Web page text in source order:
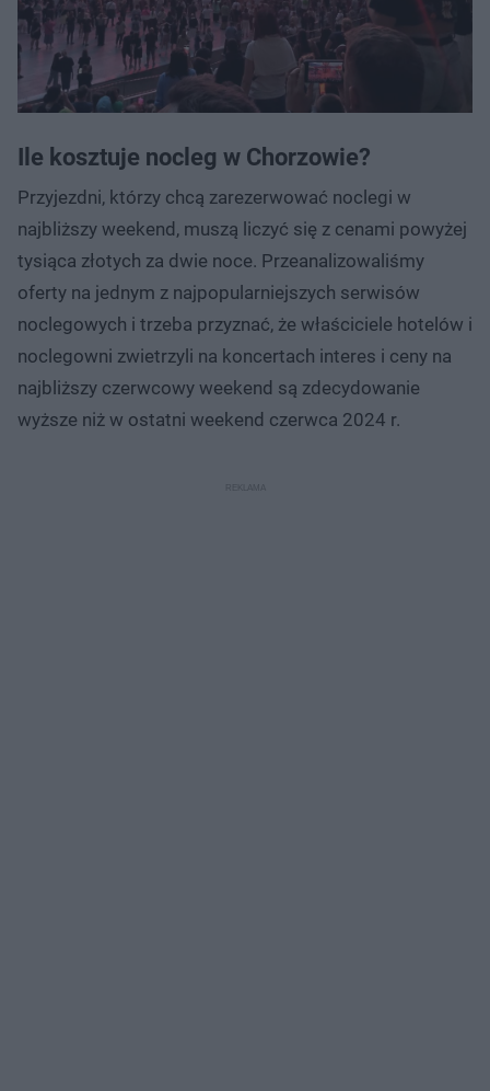
Ile kosztuje nocleg w Chorzowie?
Przyjezdni, którzy chcą zarezerwować noclegi w
najbliższy weekend, muszą liczyć się z cenami powyżej
tysiąca złotych za dwie noce. Przeanalizowaliśmy
oferty na jednym z najpopularniejszych serwisów
noclegowych i trzeba przyznać, że właściciele hotelów i
noclegowni zwietrzyli na koncertach interes i ceny na
najbliższy czerwcowy weekend są zdecydowanie
wyższe niż w ostatni weekend czerwca 2024 r.